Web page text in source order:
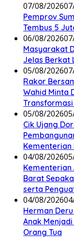
07/08/2026
Pemprov
Tembus 5
06/08/2026
Masyarakat
Jelas Berkat
05/08/2026
Rakor
Wahid Minta
05/08/2026
Cik Ujang
Kementerian
04/08/2026
Kementerian
Barat
serta
04/08/2026
Herman
Anak
Orang Tua